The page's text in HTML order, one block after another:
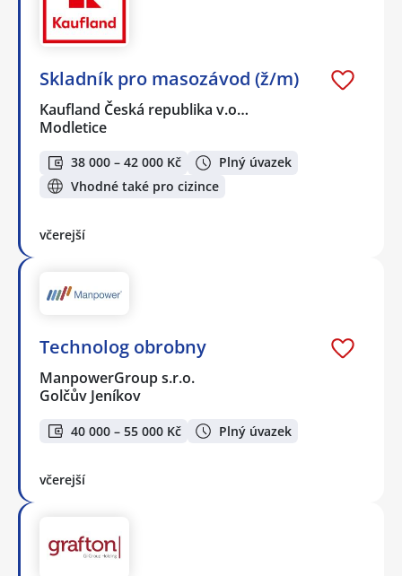
Skladník pro masozávod (ž/m)
Kaufland Česká republika v.o…
Modletice
38 000 – 42 000 Kč
Plný úvazek
Vhodné také pro cizince
včerejší
Technolog obrobny
ManpowerGroup s.r.o.
Golčův Jeníkov
40 000 – 55 000 Kč Plný úvazek
včerejší